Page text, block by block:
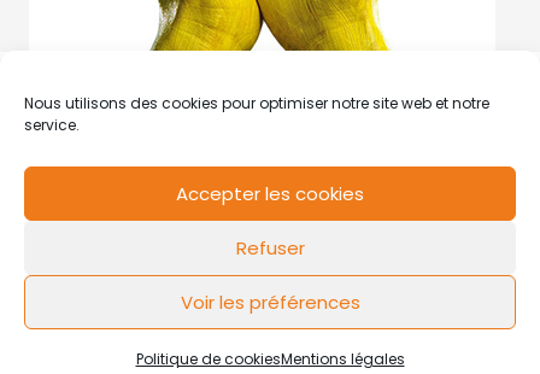
Nous utilisons des cookies pour optimiser notre site web et notre
service.
Accepter les cookies
Refuser
Voir les préférences
Politique de cookiesMentions légales
Mentions légales Politique de cookies
FLOW44